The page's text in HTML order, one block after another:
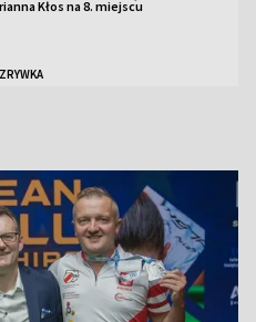
Kłos na 8. miejscu